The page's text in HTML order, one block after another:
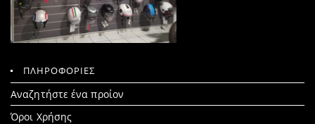
ΠΛΗΡΟΦΟΡΙΕΣ
Αναζητήστε ένα προίον
Search
for:
Όροι Χρήσης